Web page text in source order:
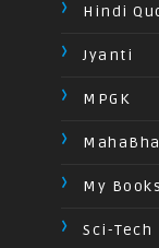
Hindi
Jyanti
MPGK
My Books
Sci-Tech